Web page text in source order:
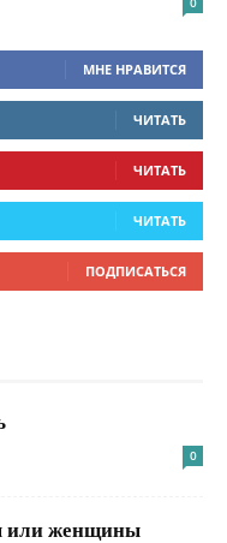
МНЕ НРАВИТСЯ
ЧИТАТЬ
ЧИТАТЬ
ЧИТАТЬ
ПОДПИСАТЬСЯ
0
или женщины